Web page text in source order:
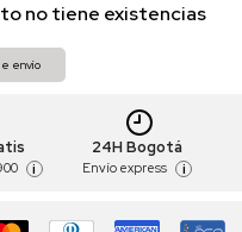
no tiene existencias
envío
i
24H Bogotá
Envío express i